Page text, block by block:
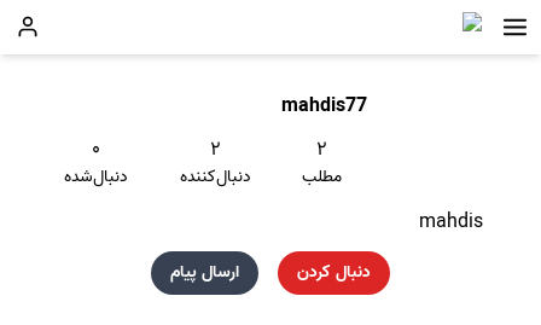
mahdis77
۲
مطلب
۲
دنبال‌کننده
۰
دنبال‌شده
mahdis
دنبال کردن ارسال پیام